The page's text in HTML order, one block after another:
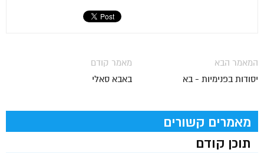
מאמר קודם
באבא סאלי
המאמר הבא
יסודות בפנימיות - בא
מאמרים קשורים
תוכן קודם